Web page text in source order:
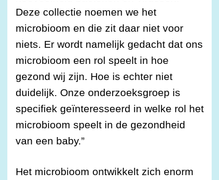
Deze collectie noemen we het
microbioom en die zit daar niet voor
niets. Er wordt namelijk gedacht dat ons
microbioom een rol speelt in hoe
gezond wij zijn. Hoe is echter niet
duidelijk. Onze onderzoeksgroep is
specifiek geïnteresseerd in welke rol het
microbioom speelt in de gezondheid
van een baby.”
Het microbioom ontwikkelt zich enorm